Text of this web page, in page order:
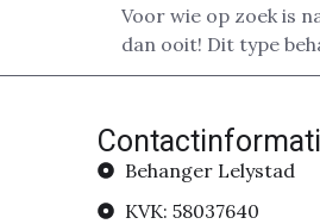
Voor wie op zoek is
dan ooit! Dit type
Behanger Lelystad
KVK: 58037640